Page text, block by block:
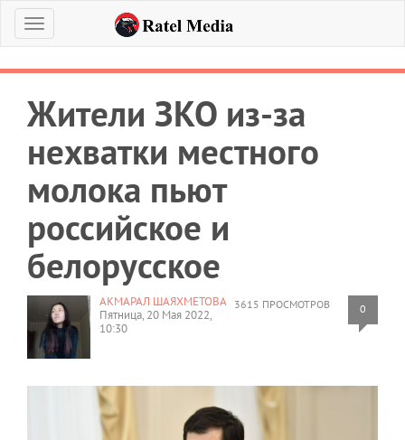
Меню
Жители ЗКО из-за
нехватки местного
молока пьют
российское и
белорусское
3615 ПРОСМОТРОВ 0
АКМАРАЛ ШАЯХМЕТОВА
Пятница, 20 Мая 2022,
10:30